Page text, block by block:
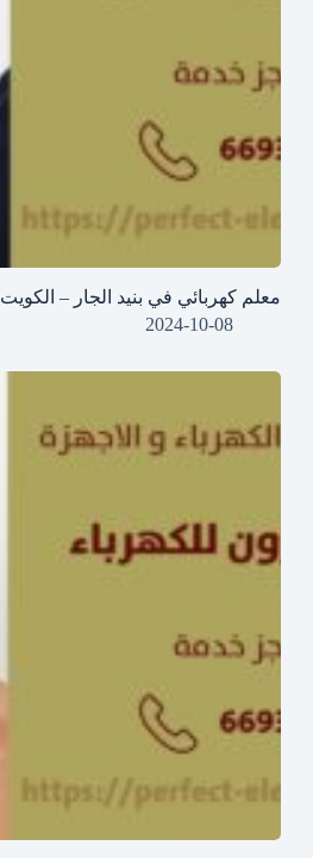
معلم كهربائي في بنيد الجار – الكويت
2024-10-08